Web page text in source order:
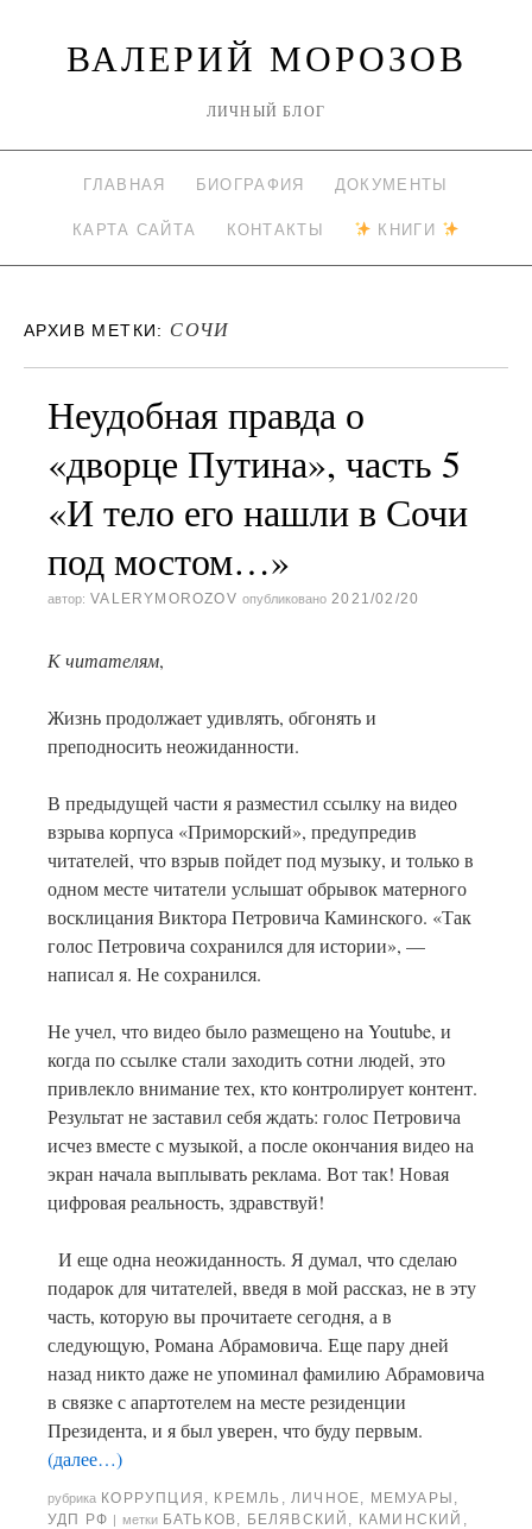
ВАЛЕРИЙ МОРОЗОВ
ЛИЧНЫЙ БЛОГ
ГЛАВНАЯ БИОГРАФИЯ ДОКУМЕНТЫ
КАРТА САЙТА КОНТАКТЫ КНИГИ
АРХИВ МЕТКИ: СОЧИ
Неудобная правда о
«дворце Путина», часть 5
«И тело его нашли в Сочи
под мостом…»
автор: VALERYMOROZOV опубликовано 2021/02/20
К читателям,
Жизнь продолжает удивлять, обгонять и
преподносить неожиданности.
В предыдущей части я разместил ссылку на видео
взрыва корпуса «Приморский», предупредив
читателей, что взрыв пойдет под музыку, и только в
одном месте читатели услышат обрывок матерного
восклицания Виктора Петровича Каминского. «Так
голос Петровича сохранился для истории», —
написал я. Не сохранился.
Не учел, что видео было размещено на Youtube, и
когда по ссылке стали заходить сотни людей, это
привлекло внимание тех, кто контролирует контент.
Результат не заставил себя ждать: голос Петровича
исчез вместе с музыкой, а после окончания видео на
экран начала выплывать реклама. Вот так! Новая
цифровая реальность, здравствуй!
И еще одна неожиданность. Я думал, что сделаю
подарок для читателей, введя в мой рассказ, не в эту
часть, которую вы прочитаете сегодня, а в
следующую, Романа Абрамовича. Еще пару дней
назад никто даже не упоминал фамилию Абрамовича
в связке с апартотелем на месте резиденции
Президента, и я был уверен, что буду первым.
(далее…)
рубрика КОРРУПЦИЯ , КРЕМЛЬ ,ЛИЧНОЕ, МЕМУАРЫ ,
УДП РФ | метки БАТЬКОВ, БЕЛЯВСКИЙ , КАМИНСКИЙ ,